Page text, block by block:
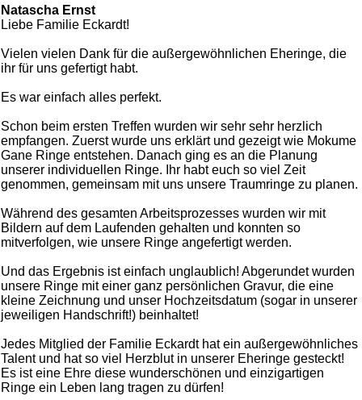
Natascha Ernst
Liebe Familie Eckardt!
Vielen vielen Dank für die außergewöhnlichen Eheringe, die
ihr für uns gefertigt habt.
Es war einfach alles perfekt.
Schon beim ersten Treffen wurden wir sehr sehr herzlich
empfangen. Zuerst wurde uns erklärt und gezeigt wie Mokume
Gane Ringe entstehen. Danach ging es an die Planung
unserer individuellen Ringe. Ihr habt euch so viel Zeit
genommen, gemeinsam mit uns unsere Traumringe zu planen.
Während des gesamten Arbeitsprozesses wurden wir mit
Bildern auf dem Laufenden gehalten und konnten so
mitverfolgen, wie unsere Ringe angefertigt werden.
Und das Ergebnis ist einfach unglaublich! Abgerundet wurden
unsere Ringe mit einer ganz persönlichen Gravur, die eine
kleine Zeichnung und unser Hochzeitsdatum (sogar in unserer
jeweiligen Handschrift!) beinhaltet!
Jedes Mitglied der Familie Eckardt hat ein außergewöhnliches
Talent und hat so viel Herzblut in unserer Eheringe gesteckt!
Es ist eine Ehre diese wunderschönen und einzigartigen
Ringe ein Leben lang tragen zu dürfen!